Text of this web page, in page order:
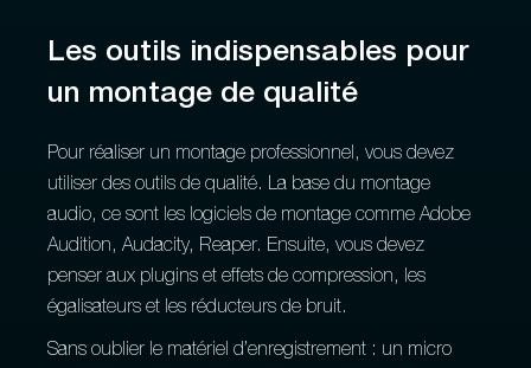
Les outils indispensables pour
un montage de qualité
Pour réaliser un montage professionnel, vous devez
utiliser des outils de qualité. La base du montage
audio, ce sont les logiciels de montage comme Adobe
Audition, Audacity, Reaper. Ensuite, vous devez
penser aux plugins et effets de compression, les
égalisateurs et les réducteurs de bruit.
Sans oublier le matériel d’enregistrement : un micro